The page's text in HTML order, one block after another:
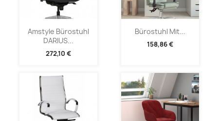
Amstyle Bürostuhl
DARIUS...
272,10 €
Bürostuhl Mit...
158,86 €